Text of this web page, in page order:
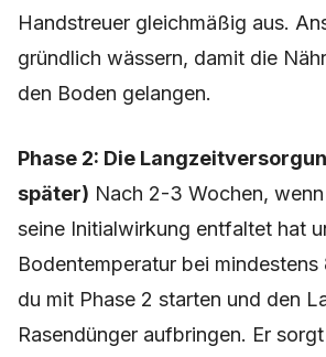
Handstreuer gleichmäßig aus.
gründlich wässern, damit die
den Boden gelangen.
Phase 2: Die
später) Nach 2-3 Wochen,
seine Initialwirkung entfaltet hat
Bodentemperatur bei mindestens
du mit Phase 2 starten und den
Rasendünger aufbringen. Er